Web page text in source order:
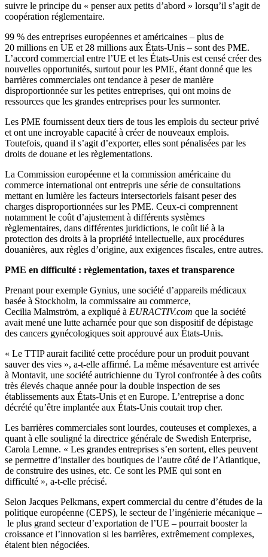
suivre le principe du « penser aux petits d’abord » lorsqu’il s’agit de
coopération réglementaire.
99 % des entreprises européennes et américaines – plus de
20 millions en UE et 28 millions aux États-Unis – sont des PME.
L’accord commercial entre l’UE et les États-Unis est censé créer des
nouvelles opportunités, surtout pour les PME, étant donné que les
barrières commerciales ont tendance à peser de manière
disproportionnée sur les petites entreprises, qui ont moins de
ressources que les grandes entreprises pour les surmonter.
Les PME fournissent deux tiers de tous les emplois du secteur privé
et ont une incroyable capacité à créer de nouveaux emplois.
Toutefois, quand il s’agit d’exporter, elles sont pénalisées par les
droits de douane et les règlementations.
La Commission européenne et la commission américaine du
commerce international ont entrepris une série de consultations
mettant en lumière les facteurs intersectoriels faisant peser des
charges disproportionnées sur les PME. Ceux-ci comprennent
notamment le coût d’ajustement à différents systèmes
règlementaires, dans différentes juridictions, le coût lié à la
protection des droits à la propriété intellectuelle, aux procédures
douanières, aux règles d’origine, aux exigences fiscales, entre autres.
PME en difficulté : règlementation, taxes et transparence
Prenant pour exemple Gynius, une société d’appareils médicaux
basée à Stockholm, la commissaire au commerce,
Cecilia Malmström, a expliqué à EURACTIV.com que la société
avait mené une lutte acharnée pour que son dispositif de dépistage
des cancers gynécologiques soit approuvé aux États-Unis.
« Le TTIP aurait facilité cette procédure pour un produit pouvant
sauver des vies », a-t-elle affirmé. La même mésaventure est arrivée
à Montavit, une société autrichienne du Tyrol confrontée à des coûts
très élevés chaque année pour la double inspection de ses
établissements aux États-Unis et en Europe. L’entreprise a donc
décrété qu’être implantée aux États-Unis coutait trop cher.
Les barrières commerciales sont lourdes, couteuses et complexes, a
quant à elle souligné la directrice générale de Swedish Enterprise,
Carola Lemne. « Les grandes entreprises s’en sortent, elles peuvent
se permettre d’installer des boutiques de l’autre côté de l’Atlantique,
de construire des usines, etc. Ce sont les PME qui sont en
difficulté », a-t-elle précisé.
Selon Jacques Pelkmans, expert commercial du centre d’études de la
politique européenne (CEPS), le secteur de l’ingénierie mécanique –
le plus grand secteur d’exportation de l’UE – pourrait booster la
croissance et l’innovation si les barrières, extrêmement complexes,
étaient bien négociées.